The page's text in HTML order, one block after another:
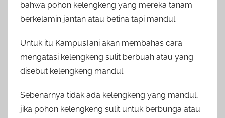
bahwa pohon kelengkeng yang mereka tanam
berkelamin jantan atau betina tapi mandul.
Untuk itu KampusTani akan membahas cara
mengatasi kelengkeng sulit berbuah atau yang
disebut kelengkeng mandul.
Sebenarnya tidak ada kelengkeng yang mandul,
jika pohon kelengkeng sulit untuk berbunga atau